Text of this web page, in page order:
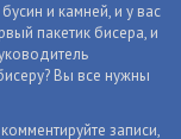
и камней, и у вас
пакетик бисера, и
Вы все нужны
записи,